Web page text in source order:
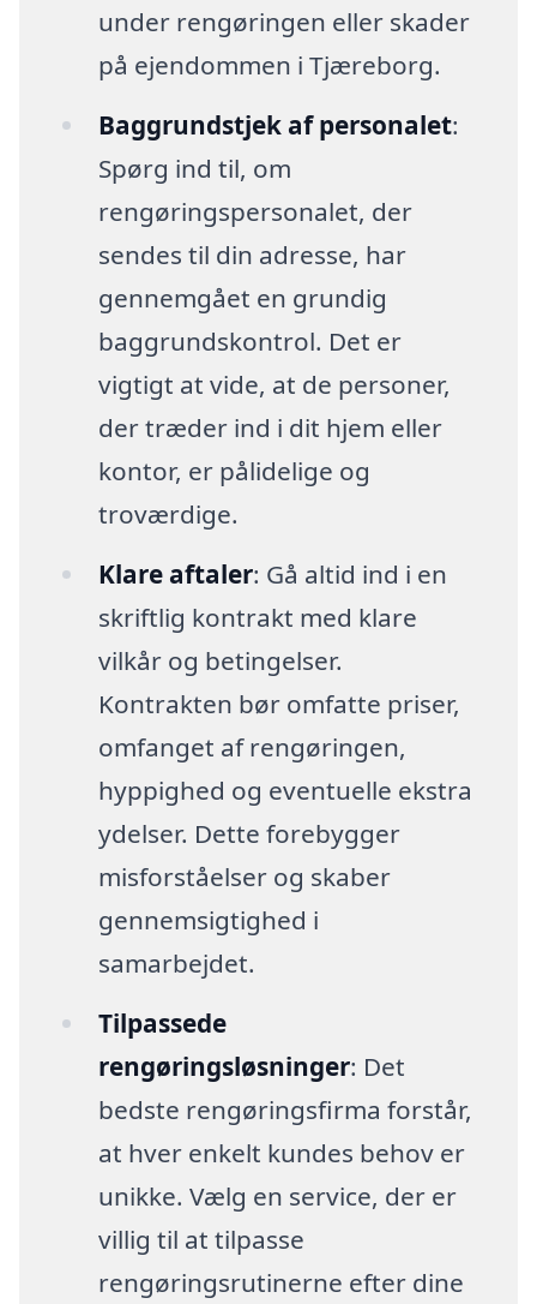
under rengøringen eller skader
på ejendommen i Tjæreborg.
Baggrundstjek af personalet:
Spørg ind til, om
rengøringspersonalet, der
sendes til din adresse, har
gennemgået en grundig
baggrundskontrol. Det er
vigtigt at vide, at de personer,
der træder ind i dit hjem eller
kontor, er pålidelige og
troværdige.
Klare aftaler: Gå altid ind i en
skriftlig kontrakt med klare
vilkår og betingelser.
Kontrakten bør omfatte priser,
omfanget af rengøringen,
hyppighed og eventuelle ekstra
ydelser. Dette forebygger
misforståelser og skaber
gennemsigtighed i
samarbejdet.
Tilpassede
rengøringsløsninger: Det
bedste rengøringsfirma forstår,
at hver enkelt kundes behov er
unikke. Vælg en service, der er
villig til at tilpasse
rengøringsrutinerne efter dine